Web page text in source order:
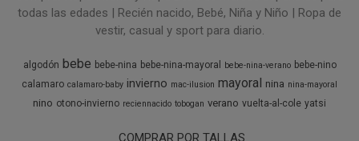
todas las edades | Recién nacido, Bebé, Niña y Niño | Ropa de
vestir, casual y sport para diario.
algodón bebe bebe-nina bebe-nina-mayoral bebe-nina-verano bebe-nino
calamaro calamaro-baby invierno mac-ilusion mayoral nina nina-mayoral
nino otono-invierno reciennacido tobogan verano vuelta-al-cole yatsi
COMPRAR POR TALLAS